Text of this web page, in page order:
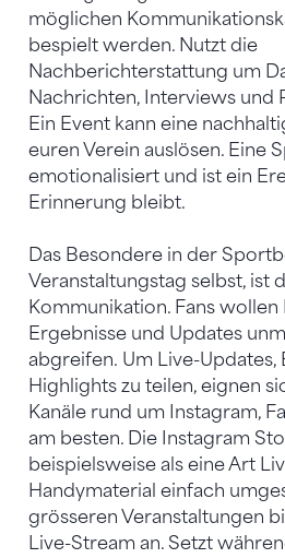
möglichen
bespielt werden. Nutzt die
Nachberichterstattung um
Nachrichten, Interviews und
Ein Event kann eine
euren Verein auslösen. Eine
emotionalisiert und ist ein
Erinnerung bleibt.
Das Besondere in der
Veranstaltungstag selbst, ist
Kommunikation. Fans
Ergebnisse und Updates
abgreifen. Um Live-Updates,
Highlights zu teilen, eignen
Kanäle rund um Instagram,
am besten. Die Instagram
beispielsweise als eine Art
Handymaterial einfach
grösseren Veranstaltungen
Live-Stream an. Setzt